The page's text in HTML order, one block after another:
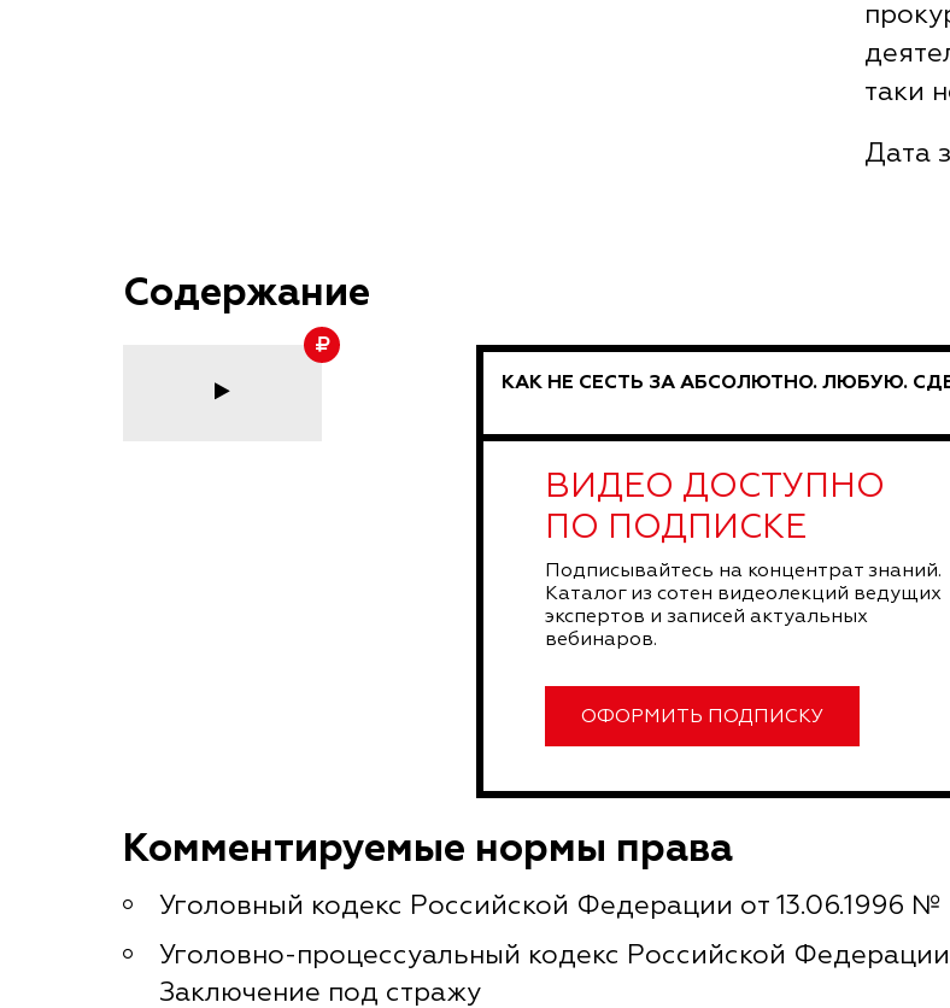
таки
Дата
Содержание
КАК НЕ СЕСТЬ ЗА АБСОЛЮТНО. ЛЮБУЮ.
ВИДЕО ДОСТУПНО
ПО ПОДПИСКЕ
Подписывайтесь на концентрат знаний.
Каталог из сотен видеолекций ведущих
экспертов и записей актуальных
вебинаров.
ОФОРМИТЬ ПОДПИСКУ
Комментируемые нормы права
Уголовный кодекс Российской Федерации от 13.06.1996
Уголовно-процессуальный кодекс Российской Федерации
Заключение под стражу